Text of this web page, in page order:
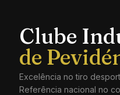
Clube
Excelência no tiro
Referência nacional no